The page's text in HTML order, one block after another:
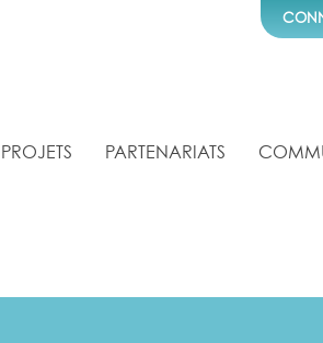
PROJETS PARTENARIATS